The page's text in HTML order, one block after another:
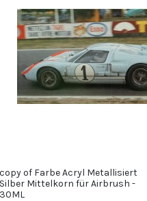
copy of Farbe Acryl Metallisiert
Silber Mittelkorn für Airbrush -
30ML